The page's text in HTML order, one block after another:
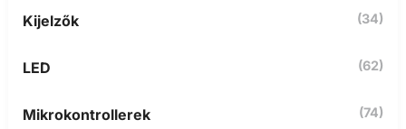
Kijelzők (34)
LED (62)
Mikrokontrollerek (74)